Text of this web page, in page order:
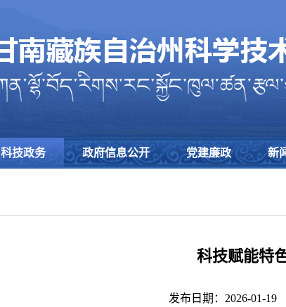
科技政务 政府信息公开 党建廉政 新
科技赋能特
发布日期：2026-01-19